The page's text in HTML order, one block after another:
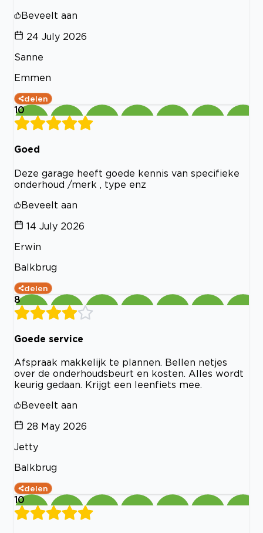
Beveelt aan
24 July 2026
Sanne
Emmen
delen
10
Goed
Deze garage heeft goede kennis van specifieke
onderhoud /merk , type enz
Beveelt aan
14 July 2026
Erwin
Balkbrug
delen
8
Goede service
Afspraak makkelijk te plannen. Bellen netjes
over de onderhoudsbeurt en kosten. Alles wordt
keurig gedaan. Krijgt een leenfiets mee.
Beveelt aan
28 May 2026
Jetty
Balkbrug
delen
10